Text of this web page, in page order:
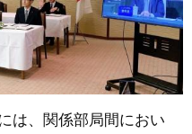
は、関係部局間におい